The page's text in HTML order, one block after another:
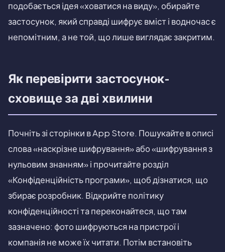
подобається ідея «ховатися на виду», обирайте
застосунок, який справді шифрує вміст і водночас є
непомітним, а не той, що лише виглядає закритим.
Як перевірити застосунок-
сховище за дві хвилини
Почніть зі сторінки в App Store. Пошукайте в описі
слова «наскрізне шифрування» або «шифрування з
нульовим знанням» і прочитайте розділ
«Конфіденційність програми», щоб дізнатися, що
збирає розробник. Відкрийте політику
конфіденційності та переконайтеся, що там
зазначено: фото шифруються на пристрої і
компанія не може їх читати. Потім встановіть